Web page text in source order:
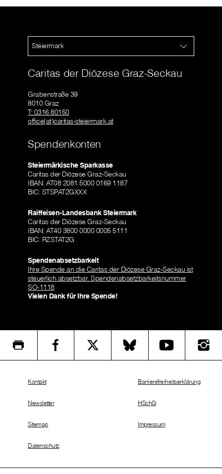
Steiermark
Caritas der Diözese Graz-Seckau
Grabenstraße 39
8010 Graz
T: 0316 80150
office(at)caritas-steiermark.at
Spendenkonten
Steiermärkische Sparkasse
Caritas der Diözese Graz-Seckau
IBAN: AT08 2081 5000 0169 1187
BIC: STSPAT2GXXX
Raiffeisen-Landesbank Steiermark
Caritas der Diözese Graz-Seckau
IBAN: AT40 3800 0000 0005 5111
BIC: RZSTAT2G
Spendenabsetzbarkeit
Ihre Spende an die Caritas der Diözese Graz-Seckau ist
steuerlich absetzbar. Spendenabsetzbarkeitsnummer
SO-1118
Vielen Dank für Ihre Spende!
Kontakt
Newsletter
Sitemap
Datenschutz
Barrierefreiheitserklärung
HSchG
Impressum